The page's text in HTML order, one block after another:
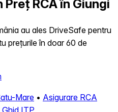
Preț RCA în Giungi
au ales DriveSafe pentru
prețurile în doar 60 de
Mare • Asigurare RCA